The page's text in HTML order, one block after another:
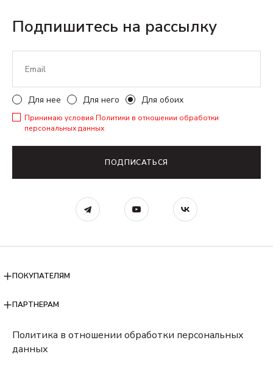
Подпишитесь на рассылку
Для нее Для него Для обоих
Принимаю условия Политики в отношении обработки
персональных данных
ПОДПИСАТЬСЯ
ПОКУПАТЕЛЯМ
ПАРТНЕРАМ
Политика в отношении обработки персональных
данных